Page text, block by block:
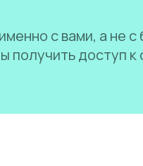
с вами, а не с
получить доступ к